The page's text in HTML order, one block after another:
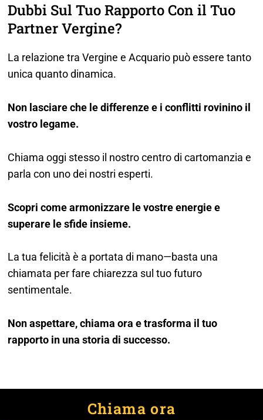
Dubbi Sul Tuo Rapporto Con il Tuo
Partner Vergine?
La relazione tra Vergine e Acquario può essere tanto
unica quanto dinamica.
Non lasciare che le differenze e i conflitti rovinino il
vostro legame.
Chiama oggi stesso il nostro centro di cartomanzia e
parla con uno dei nostri esperti.
Scopri come armonizzare le vostre energie e
superare le sfide insieme.
La tua felicità è a portata di mano—basta una
chiamata per fare chiarezza sul tuo futuro
sentimentale.
Non aspettare, chiama ora e trasforma il tuo
rapporto in una storia di successo.
Chiama ora